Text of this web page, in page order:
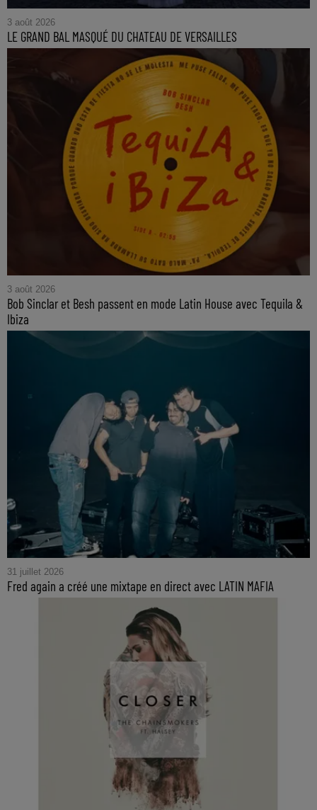
3 août 2026
LE GRAND BAL MASQUÉ DU CHATEAU DE VERSAILLES
3 août 2026
Bob Sinclar et Besh passent en mode Latin House avec Tequila &
Ibiza
31 juillet 2026
Fred again a créé une mixtape en direct avec LATIN MAFIA